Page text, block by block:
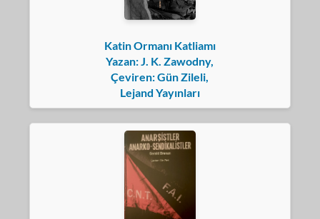
Katin Ormanı Katliamı
Yazan: J. K. Zawodny,
Çeviren: Gün Zileli,
Lejand Yayınları